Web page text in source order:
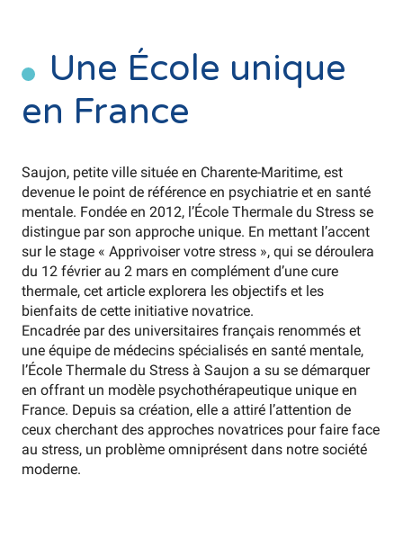
Une École unique
en France
Saujon, petite ville située en Charente-Maritime, est
devenue le point de référence en psychiatrie et en santé
mentale. Fondée en 2012, l’École Thermale du Stress se
distingue par son approche unique. En mettant l’accent
sur le stage « Apprivoiser votre stress », qui se déroulera
du 12 février au 2 mars en complément d’une cure
thermale, cet article explorera les objectifs et les
bienfaits de cette initiative novatrice.
Encadrée par des universitaires français renommés et
une équipe de médecins spécialisés en santé mentale,
l’École Thermale du Stress à Saujon a su se démarquer
en offrant un modèle psychothérapeutique unique en
France. Depuis sa création, elle a attiré l’attention de
ceux cherchant des approches novatrices pour faire face
au stress, un problème omniprésent dans notre société
moderne.